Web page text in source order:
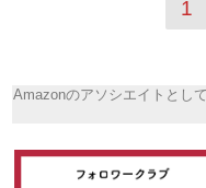
1
Amazonのアソシエイトとし